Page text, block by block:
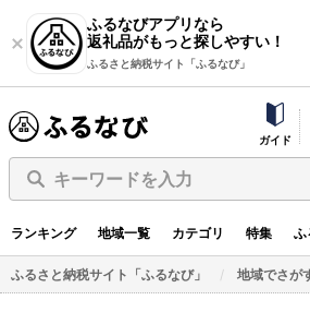
ふるなびアプリなら
返礼品がもっと探しやすい！
ふるさと納税サイト「ふるなび」
ガイド
キーワードを入力
ランキング 地域一覧 カテゴリ 特集 ふ
ふるさと納税サイト「ふるなび」 地域でさが